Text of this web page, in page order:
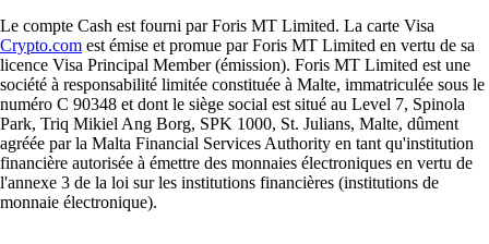
Le compte Cash est fourni par Foris MT Limited. La carte Visa
Crypto.com est émise et promue par Foris MT Limited en vertu de sa
licence Visa Principal Member (émission). Foris MT Limited est une
société à responsabilité limitée constituée à Malte, immatriculée sous le
numéro C 90348 et dont le siège social est situé au Level 7, Spinola
Park, Triq Mikiel Ang Borg, SPK 1000, St. Julians, Malte, dûment
agréée par la Malta Financial Services Authority en tant qu'institution
financière autorisée à émettre des monnaies électroniques en vertu de
l'annexe 3 de la loi sur les institutions financières (institutions de
monnaie électronique).